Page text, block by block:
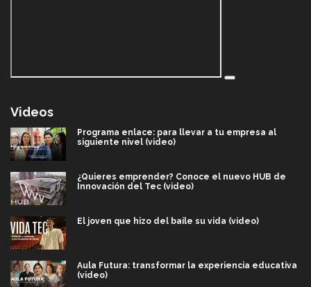
Videos
Programa enlace: para llevar a tu empresa al
siguiente nivel (video)
¿Quieres emprender? Conoce el nuevo HUB de
Innovación del Tec (video)
El joven que hizo del baile su vida (video)
Aula Futura: transformar la experiencia educativa
(video)